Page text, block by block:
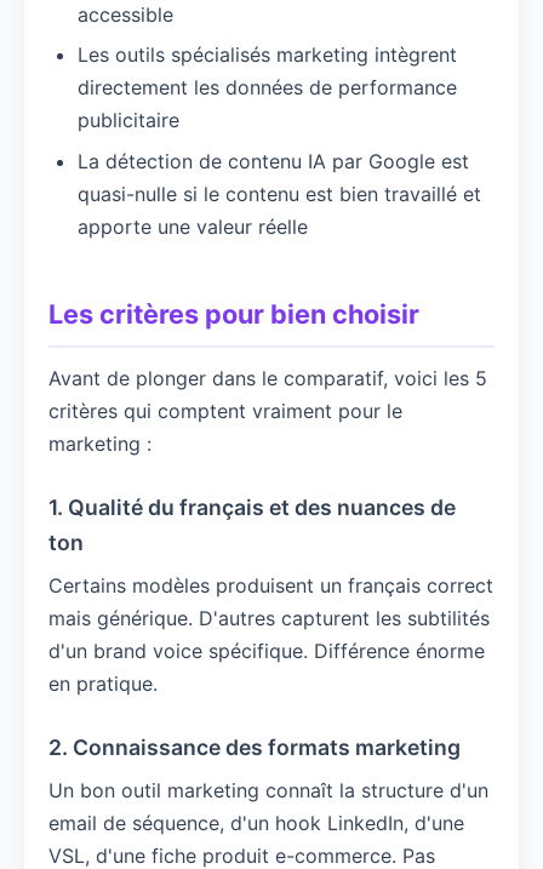
accessible
Les outils spécialisés marketing intègrent
directement les données de performance
publicitaire
La détection de contenu IA par Google est
quasi-nulle si le contenu est bien travaillé et
apporte une valeur réelle
Les critères pour bien choisir
Avant de plonger dans le comparatif, voici les 5
critères qui comptent vraiment pour le
marketing :
1. Qualité du français et des nuances de
ton
Certains modèles produisent un français correct
mais générique. D'autres capturent les subtilités
d'un brand voice spécifique. Différence énorme
en pratique.
2. Connaissance des formats marketing
Un bon outil marketing connaît la structure d'un
email de séquence, d'un hook LinkedIn, d'une
VSL, d'une fiche produit e-commerce. Pas